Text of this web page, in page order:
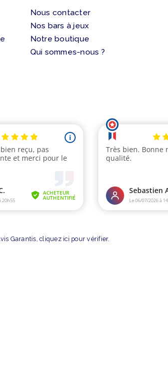
Nous contacter
Nos bars à jeux
Notre boutique
Qui sommes-nous ?
Garantis, cliquez ici pour vérifier.